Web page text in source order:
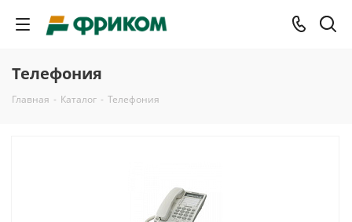
Телефония
Главная - Каталог - Телефония